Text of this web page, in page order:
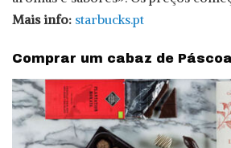
Mais info: starbucks.pt
Comprar um cabaz de